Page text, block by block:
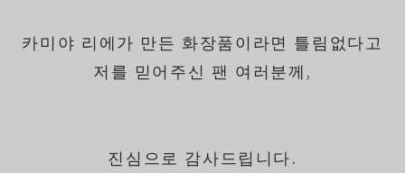
카미야 리에가 만든 화장품이라면 틀림없다고
저를 믿어주신 팬 여러분께,
진심으로 감사드립니다.